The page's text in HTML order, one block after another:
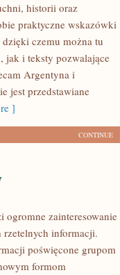
historii oraz
praktyczne wskazówki
czemu można tu
jak i teksty pozwalające
Argentyna i
jest przedstawiane
]
CONTINUE
ogromne zainteresowanie
rzetelnych informacji.
poświęcone grupom
formom